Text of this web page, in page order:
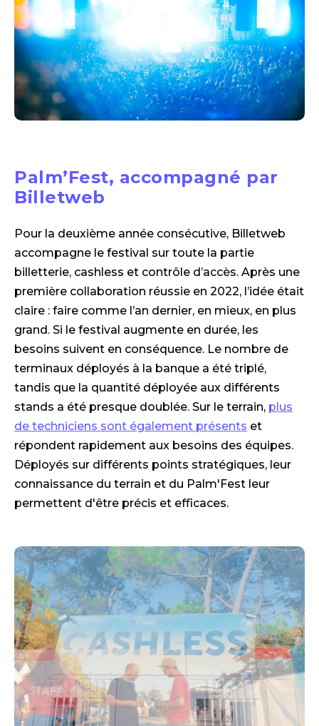
Palm’Fest, accompagné par
Billetweb
Pour la deuxième année consécutive, Billetweb
accompagne le festival sur toute la partie
billetterie, cashless et contrôle d’accès. Après une
première collaboration réussie en 2022, l’idée était
claire : faire comme l’an dernier, en mieux, en plus
grand. Si le festival augmente en durée, les
besoins suivent en conséquence. Le nombre de
terminaux déployés à la banque a été triplé,
tandis que la quantité déployée aux différents
stands a été presque doublée. Sur le terrain, plus
de techniciens sont également présents et
répondent rapidement aux besoins des équipes.
Déployés sur différents points stratégiques, leur
connaissance du terrain et du Palm'Fest leur
permettent d'être précis et efficaces.